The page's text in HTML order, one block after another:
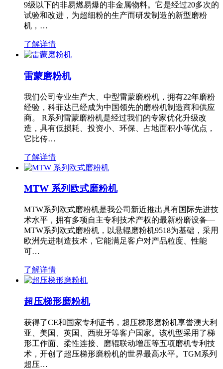
9级以下的非易燃易爆的非金属物料。它是经过20多次的
试验和改进，为超细粉的生产而研发制造的新型磨粉
机，…
了解详情
雷蒙磨粉机
我们公司专业生产大、中型雷蒙磨粉机，拥有22年磨粉
经验，科菲达已经成为中国领先的磨粉机制造商和供应
商。 R系列雷蒙磨粉机是经过我们的专家优化升级改
造，具有低损耗、投资小、环保、占地面积小等优点，
它比传…
了解详情
MTW 系列欧式磨粉机
MTW系列欧式磨粉机是我公司新近推出具有国际先进技
术水平，拥有多项自主专利技术产权的最新粉磨设备—
MTW系列欧式磨粉机，以悬辊磨粉机9518为基础，采用
欧洲先进制造技术，它能满足客户对产品粒度、性能
可…
了解详情
超压梯形磨粉机
获得了CE和国家专利证书，超压梯形磨粉机享誉澳大利
亚、美国、英国、西班牙等客户国家。该机型采用了梯
形工作面、柔性连接、磨辊联动增压等五项磨机专利技
术，开创了超压梯形磨粉机的世界最高水平。TGM系列
超压…